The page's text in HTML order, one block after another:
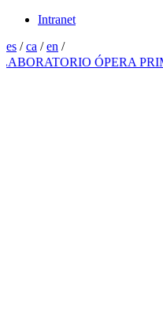
Intranet
es /ca /en /
ÓPERA PRIMA